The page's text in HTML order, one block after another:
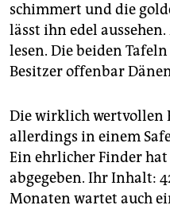
schimmert und die
lässt ihn edel
lesen. Die beiden
Besitzer offenbar
Die wirklich wertvollen
allerdings in einem
Ein ehrlicher Finder
abgegeben. Ihr Inhalt:
Monaten wartet auch